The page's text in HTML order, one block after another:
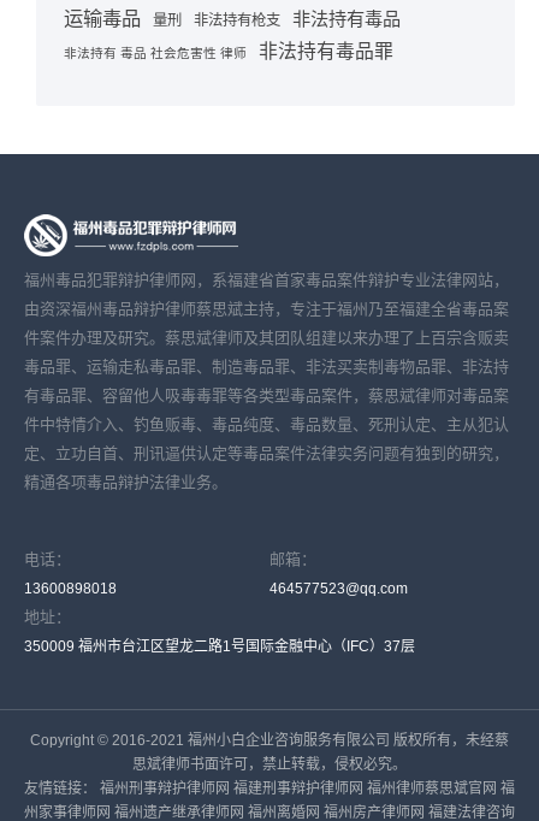
运输毒品 量刑 非法持有枪支 非法持有毒品
非法持有 毒品 社会危害性 律师 非法持有毒品罪
福州毒品犯罪辩护律师网，系福建省首家毒品案件辩护专业法律网站，
由资深福州毒品辩护律师蔡思斌主持，专注于福州乃至福建全省毒品案
件案件办理及研究。蔡思斌律师及其团队组建以来办理了上百宗含贩卖
毒品罪、运输走私毒品罪、制造毒品罪、非法买卖制毒物品罪、非法持
有毒品罪、容留他人吸毒毒罪等各类型毒品案件，蔡思斌律师对毒品案
件中特情介入、钓鱼贩毒、毒品纯度、毒品数量、死刑认定、主从犯认
定、立功自首、刑讯逼供认定等毒品案件法律实务问题有独到的研究，
精通各项毒品辩护法律业务。
电话：
13600898018
邮箱：
464577523@qq.com
地址：
350009 福州市台江区望龙二路1号国际金融中心（IFC）37层
Copyright © 2016-2021 福州小白企业咨询服务有限公司 版权所有，未经蔡
思斌律师书面许可，禁止转载，侵权必究。
友情链接： 福州刑事辩护律师网 福建刑事辩护律师网 福州律师蔡思斌官网 福
州家事律师网 福州遗产继承律师网 福州离婚网 福州房产律师网 福建法律咨询